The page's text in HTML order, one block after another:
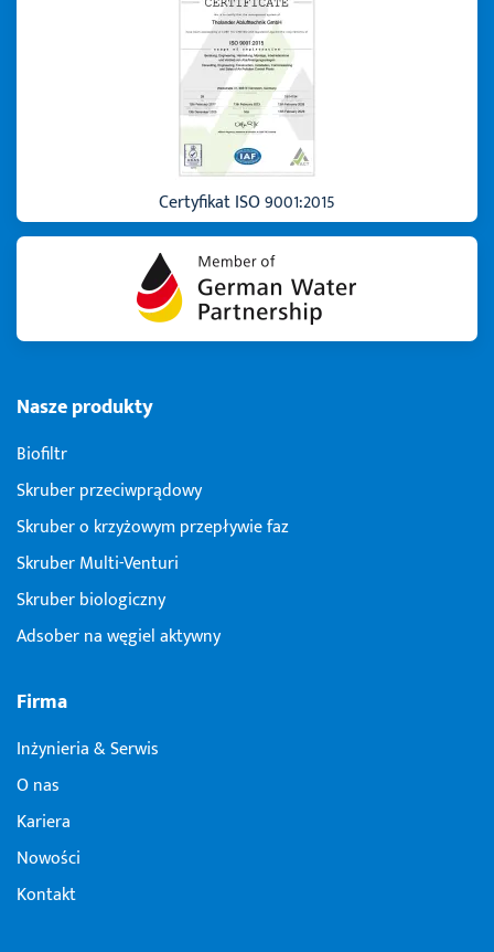
Nasze produkty
Biofiltr
Skruber przeciwprądowy
Skruber o krzyżowym przepływie faz
Skruber Multi-Venturi
Skruber biologiczny
Adsober na węgiel aktywny
Firma
Inżynieria & Serwis
O nas
Kariera
Nowości
Kontakt
Certyfikat ISO 9001:2015